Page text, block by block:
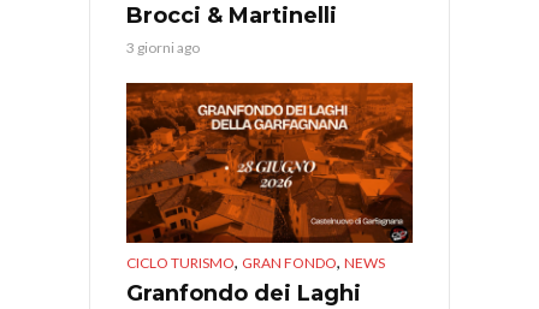
Brocci & Martinelli
3 giorni ago
CICLO TURISMO, GRAN FONDO, NEWS
Granfondo dei Laghi